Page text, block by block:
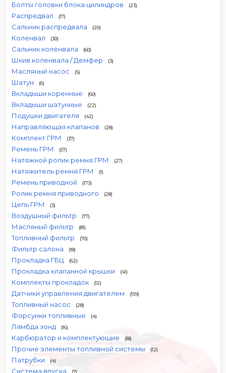
Болты головки блока цилиндров (23)
Распредвал (17)
Сальник распредвала (20)
Коленвал (30)
Сальник коленвала (60)
Шкив коленвала / Демфер (3)
Масляный насос (5)
Шатун (6)
Вкладыши коренные (60)
Вкладыши шатунные (22)
Подушки двигателя (42)
Направляющая клапанов (28)
Комплект ГРМ (37)
Ремень ГРМ (57)
Натяжной ролик ремня ГРМ (27)
Натяжитель ремня ГРМ (1)
Ремень приводной (173)
Ролик ремня приводного (28)
Цепь ГРМ (3)
Воздушный фильтр (77)
Масляный фильтр (81)
Топливный фильтр (70)
Фильтр салона (18)
Прокладка ГБЦ (62)
Прокладка клапанной крышки (41)
Комплекты прокладок (12)
Датчики управления двигателем (159)
Топливный насос (28)
Форсунки топливные (4)
Лямбда зонд (16)
Карбюратор и комплектующие (18)
Прочие элементы топливной системы (12)
Патрубки (4)
Система впуска (7)